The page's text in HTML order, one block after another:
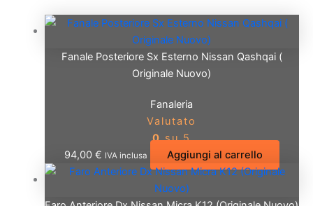
Fanale Posteriore Sx Esterno Nissan Qashqai (
Originale Nuovo)
Fanaleria
Valutato
0su 5
94,00 € IVA inclusa Aggiungi al carrello